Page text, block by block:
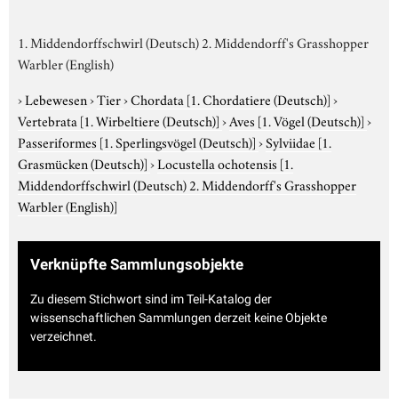
1. Middendorffschwirl (Deutsch) 2. Middendorff's Grasshopper
Warbler (English)
›Lebewesen›Tier›Chordata [1. Chordatiere (Deutsch)]›
Vertebrata [1. Wirbeltiere (Deutsch)]›Aves [1. Vögel (Deutsch)]›
Passeriformes [1. Sperlingsvögel (Deutsch)]›Sylviidae [1.
Grasmücken (Deutsch)]›Locustella ochotensis [1.
Middendorffschwirl (Deutsch) 2. Middendorff's Grasshopper
Warbler (English)]
Verknüpfte Sammlungsobjekte
Zu diesem Stichwort sind im Teil-Katalog der
wissenschaftlichen Sammlungen derzeit keine Objekte
verzeichnet.